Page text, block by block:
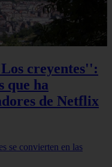
creyentes'':
que ha
de Netflix